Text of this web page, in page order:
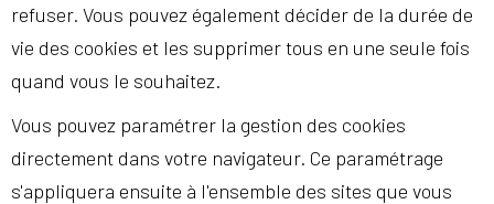
refuser. Vous pouvez également décider de la durée de
vie des cookies et les supprimer tous en une seule fois
quand vous le souhaitez.
Vous pouvez paramétrer la gestion des cookies
directement dans votre navigateur. Ce paramétrage
s'appliquera ensuite à l'ensemble des sites que vous